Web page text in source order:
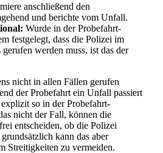
anschließend den
und berichte vom Unfall.
Wurde in der Probefahrt-
festgelegt, dass die Polizei im
werden muss, ist das der
nicht in allen Fällen gerufen
der Probefahrt ein Unfall passiert
so in der Probefahrt-
nicht der Fall, können die
entscheiden, ob die Polizei
kann das aber
Streitigkeiten zu vermeiden.